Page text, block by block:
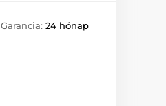
Garancia: 24 hónap